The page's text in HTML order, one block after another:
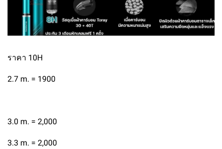
ราคา 10H
2.7 m. = 1900
3.0 m. = 2,000
3.3 m. = 2,000